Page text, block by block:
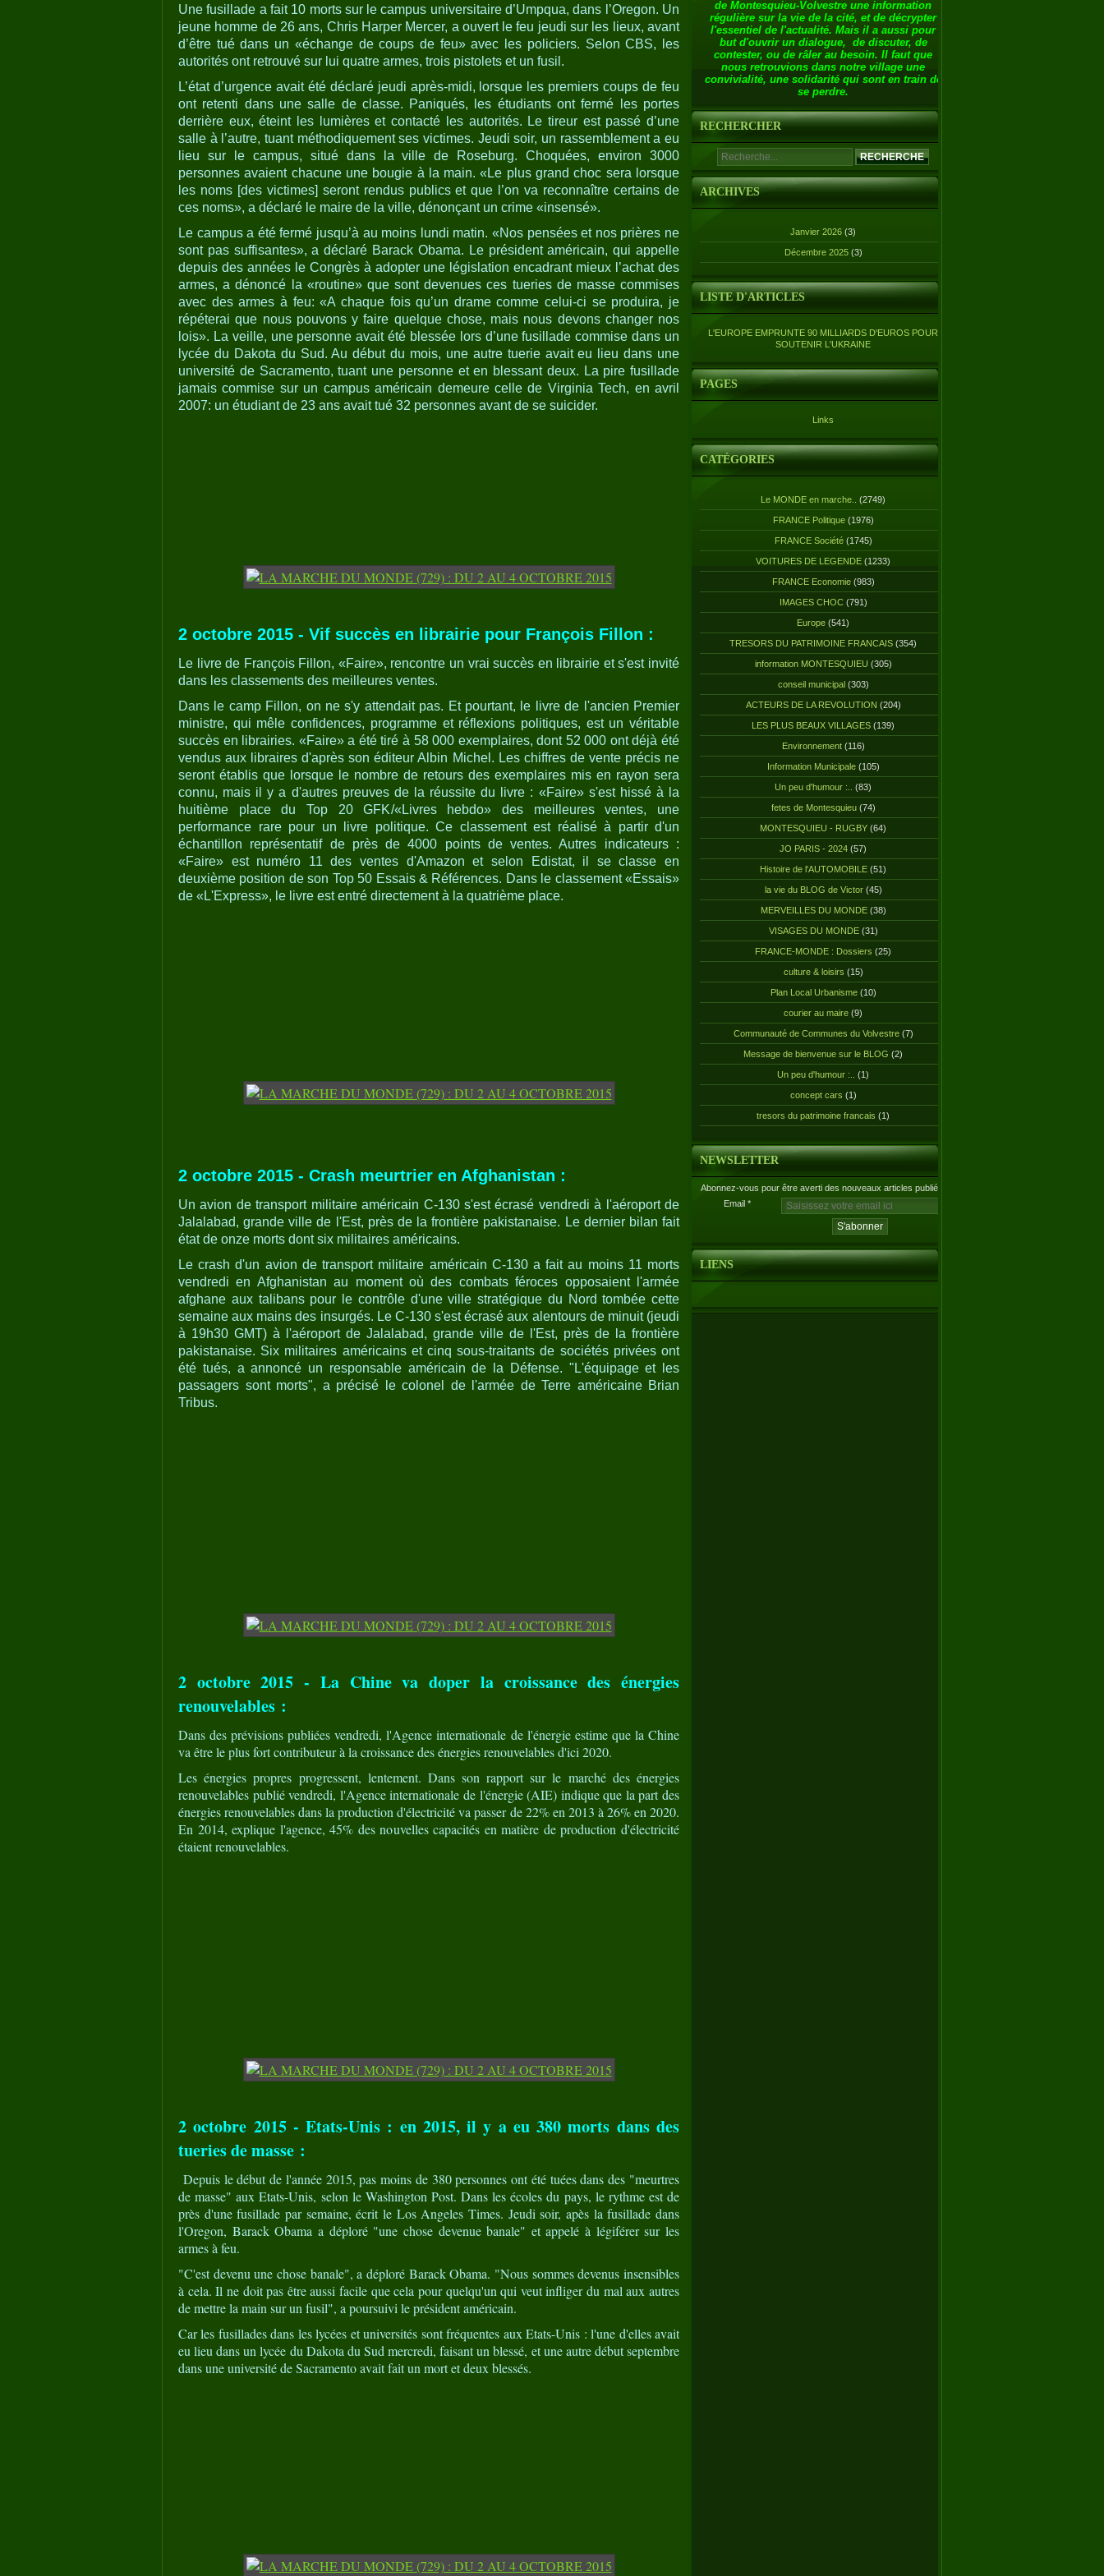
Une fusillade a fait 10 morts sur le campus universitaire d’Umpqua, dans l’Oregon. Un
jeune homme de 26 ans, Chris Harper Mercer, a ouvert le feu jeudi sur les lieux, avant
d’être tué dans un «échange de coups de feu» avec les policiers. Selon CBS, les
autorités ont retrouvé sur lui quatre armes, trois pistolets et un fusil.
L’état d’urgence avait été déclaré jeudi après-midi, lorsque les premiers coups de feu
ont retenti dans une salle de classe. Paniqués, les étudiants ont fermé les portes
derrière eux, éteint les lumières et contacté les autorités. Le tireur est passé d’une
salle à l’autre, tuant méthodiquement ses victimes. Jeudi soir, un rassemblement a eu
lieu sur le campus, situé dans la ville de Roseburg. Choquées, environ 3000
personnes avaient chacune une bougie à la main. «Le plus grand choc sera lorsque
les noms [des victimes] seront rendus publics et que l’on va reconnaître certains de
ces noms», a déclaré le maire de la ville, dénonçant un crime «insensé».
Le campus a été fermé jusqu’à au moins lundi matin. «Nos pensées et nos prières ne
sont pas suffisantes», a déclaré Barack Obama. Le président américain, qui appelle
depuis des années le Congrès à adopter une législation encadrant mieux l’achat des
armes, a dénoncé la «routine» que sont devenues ces tueries de masse commises
avec des armes à feu: «A chaque fois qu’un drame comme celui-ci se produira, je
répéterai que nous pouvons y faire quelque chose, mais nous devons changer nos
lois». La veille, une personne avait été blessée lors d’une fusillade commise dans un
lycée du Dakota du Sud. Au début du mois, une autre tuerie avait eu lieu dans une
université de Sacramento, tuant une personne et en blessant deux. La pire fusillade
jamais commise sur un campus américain demeure celle de Virginia Tech, en avril
2007: un étudiant de 23 ans avait tué 32 personnes avant de se suicider.
2 octobre 2015 - Vif succès en librairie pour François Fillon :
Le livre de François Fillon, «Faire», rencontre un vrai succès en librairie et s'est invité
dans les classements des meilleures ventes.
Dans le camp Fillon, on ne s'y attendait pas. Et pourtant, le livre de l'ancien Premier
ministre, qui mêle confidences, programme et réflexions politiques, est un véritable
succès en librairies. «Faire» a été tiré à 58 000 exemplaires, dont 52 000 ont déjà été
vendus aux libraires d'après son éditeur Albin Michel. Les chiffres de vente précis ne
seront établis que lorsque le nombre de retours des exemplaires mis en rayon sera
connu, mais il y a d'autres preuves de la réussite du livre : «Faire» s'est hissé à la
huitième place du Top 20 GFK/«Livres hebdo» des meilleures ventes, une
performance rare pour un livre politique. Ce classement est réalisé à partir d'un
échantillon représentatif de près de 4000 points de ventes. Autres indicateurs :
«Faire» est numéro 11 des ventes d'Amazon et selon Edistat, il se classe en
deuxième position de son Top 50 Essais & Références. Dans le classement «Essais»
de «L'Express», le livre est entré directement à la quatrième place.
2 octobre 2015 - Crash meurtrier en Afghanistan :
Un avion de transport militaire américain C-130 s'est écrasé vendredi à l'aéroport de
Jalalabad, grande ville de l'Est, près de la frontière pakistanaise. Le dernier bilan fait
état de onze morts dont six militaires américains.
Le crash d'un avion de transport militaire américain C-130 a fait au moins 11 morts
vendredi en Afghanistan au moment où des combats féroces opposaient l'armée
afghane aux talibans pour le contrôle d'une ville stratégique du Nord tombée cette
semaine aux mains des insurgés. Le C-130 s'est écrasé aux alentours de minuit (jeudi
à 19h30 GMT) à l'aéroport de Jalalabad, grande ville de l'Est, près de la frontière
pakistanaise. Six militaires américains et cinq sous-traitants de sociétés privées ont
été tués, a annoncé un responsable américain de la Défense. "L'équipage et les
passagers sont morts", a précisé le colonel de l'armée de Terre américaine Brian
Tribus.
2 octobre 2015 - La Chine va doper la croissance des énergies
renouvelables :
Dans des prévisions publiées vendredi, l'Agence internationale de l'énergie estime que la Chine
va être le plus fort contributeur à la croissance des énergies renouvelables d'ici 2020.
Les énergies propres progressent, lentement. Dans son rapport sur le marché des énergies
renouvelables publié vendredi, l'Agence internationale de l'énergie (AIE) indique que la part des
énergies renouvelables dans la production d'électricité va passer de 22% en 2013 à 26% en 2020.
En 2014, explique l'agence, 45% des nouvelles capacités en matière de production d'électricité
étaient renouvelables.
2 octobre 2015 - Etats-Unis : en 2015, il y a eu 380 morts dans des
tueries de masse :
Depuis le début de l'année 2015, pas moins de 380 personnes ont été tuées dans des "meurtres
de masse" aux Etats-Unis, selon le Washington Post. Dans les écoles du pays, le rythme est de
près d'une fusillade par semaine, écrit le Los Angeles Times. Jeudi soir, apès la fusillade dans
l'Oregon, Barack Obama a déploré "une chose devenue banale" et appelé à légiférer sur les
armes à feu.
"C'est devenu une chose banale", a déploré Barack Obama. "Nous sommes devenus insensibles
à cela. Il ne doit pas être aussi facile que cela pour quelqu'un qui veut infliger du mal aux autres
de mettre la main sur un fusil", a poursuivi le président américain.
Car les fusillades dans les lycées et universités sont fréquentes aux Etats-Unis : l'une d'elles avait
eu lieu dans un lycée du Dakota du Sud mercredi, faisant un blessé, et une autre début septembre
dans une université de Sacramento avait fait un mort et deux blessés.
de Montesquieu-Volvestre une information
régulière sur la vie de la cité, et de décrypter
l'essentiel de l'actualité. Mais il a aussi pour
but d'ouvrir un dialogue, de discuter, de
contester, ou de râler au besoin. Il faut que
nous retrouvions dans notre village une
convivialité, une solidarité qui sont en train de
se perdre.
RECHERCHER
ARCHIVES
Janvier 2026 (3)
Décembre 2025 (3)
LISTE D'ARTICLES
L'EUROPE EMPRUNTE 90 MILLIARDS D'EUROS POUR
SOUTENIR L'UKRAINE
PAGES
Links
CATÉGORIES
Le MONDE en marche.. (2749)
FRANCE Politique(1976)
FRANCE Société(1745)
VOITURES DE LEGENDE (1233)
FRANCE Economie(983)
IMAGES CHOC(791)
Europe (541)
TRESORS DU PATRIMOINE FRANCAIS (354)
information MONTESQUIEU (305)
conseil municipal(303)
ACTEURS DE LA REVOLUTION (204)
LES PLUS BEAUX VILLAGES (139)
Environnement(116)
Information Municipale(105)
Un peu d'humour :.. (83)
fetes de Montesquieu(74)
MONTESQUIEU - RUGBY (64)
JO PARIS - 2024 (57)
Histoire de l'AUTOMOBILE (51)
la vie du BLOG de Victor(45)
MERVEILLES DU MONDE(38)
VISAGES DU MONDE(31)
FRANCE-MONDE : Dossiers (25)
culture & loisirs (15)
Plan Local Urbanisme(10)
courier au maire (9)
Communauté de Communes du Volvestre(7)
Message de bienvenue sur le BLOG (2)
Un peu d'humour :.. (1)
concept cars (1)
tresors du patrimoine francais (1)
NEWSLETTER
Abonnez-vous pour être averti des nouveaux articles publiés.
Email
LIENS